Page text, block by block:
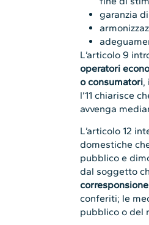
garanzia
L’articolo 9
operatori
o consumatori,
l’11 chiarisce
avvenga
L’articolo 12
domestiche
pubblico e
dal soggetto
conferiti; le
pubblico o del